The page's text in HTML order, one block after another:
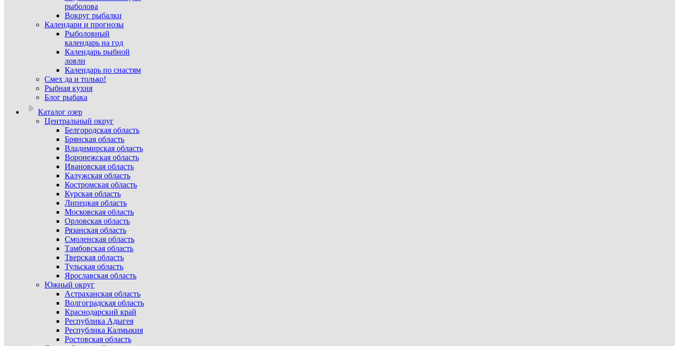
рыболова
Вокруг рыбалки
Календари и прогнозы
Рыболовный
календарь на год
Календарь рыбной
ловли
Календарь по снастям
Смех да и только!
Рыбная кухня
Блог рыбака
Каталог озер
Центральный округ
Белгородская область
Брянская область
Владимирская область
Воронежская область
Ивановская область
Калужская область
Костромская область
Курская область
Липецкая область
Московская область
Орловская область
Рязанская область
Смоленская область
Тамбовская область
Тверская область
Тульская область
Ярославская область
Южный округ
Астраханская область
Волгоградская область
Краснодарский край
Республика Адыгея
Республика Калмыкия
Ростовская область